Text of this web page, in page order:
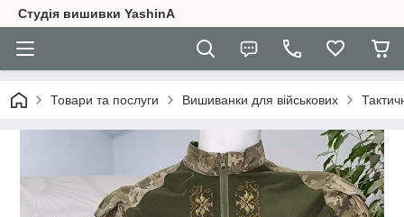
Студія вишивки YashinA
Товари та послуги Вишиванки для військових